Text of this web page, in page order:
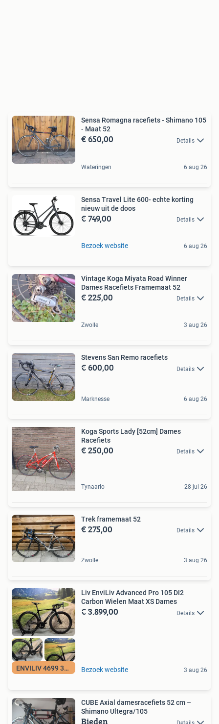
Sensa Romagna racefiets - Shimano 105
- Maat 52
€ 650,00 Details
Wateringen 6 aug 26
Sensa Travel Lite 600- echte korting
nieuw uit de doos
€ 749,00 Details
Bezoek website 6 aug 26
Vintage Koga Miyata Road Winner
Dames Racefiets Framemaat 52
€ 225,00 Details
Zwolle 3 aug 26
Stevens San Remo racefiets
€ 600,00 Details
Marknesse 6 aug 26
Koga Sports Lady [52cm] Dames
Racefiets
€ 250,00 Details
Tynaarlo 28 jul 26
Trek framemaat 52
€ 275,00 Details
Zwolle 3 aug 26
ENVILIV 4699 3899
Liv EnviLiv Advanced Pro 105 DI2
Carbon Wielen Maat XS Dames
€ 3.899,00 Details
Bezoek website 3 aug 26
CUBE Axial damesracefiets 52 cm –
Shimano Ultegra/105